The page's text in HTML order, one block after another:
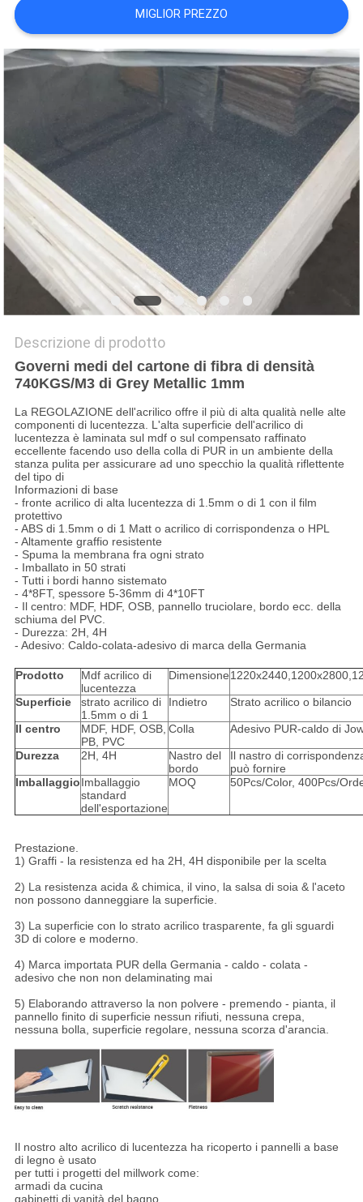
MAPPA
DEL
SITO
PRIVACY
POLICY
MIGLIOR PREZZO
Descrizione di prodotto
Governi medi del cartone di fibra di densità
740KGS/M3 di Grey Metallic 1mm
La REGOLAZIONE dell'acrilico offre il più di alta qualità nelle alte
componenti di lucentezza. L'alta superficie dell'acrilico di
lucentezza è laminata sul mdf o sul compensato raffinato
eccellente facendo uso della colla di PUR in un ambiente della
stanza pulita per assicurare ad uno specchio la qualità riflettente
del tipo di
Informazioni di base
- fronte acrilico di alta lucentezza di 1.5mm o di 1 con il film
protettivo
- ABS di 1.5mm o di 1 Matt o acrilico di corrispondenza o HPL
- Altamente graffio resistente
- Spuma la membrana fra ogni strato
- Imballato in 50 strati
- Tutti i bordi hanno sistemato
- 4*8FT, spessore 5-36mm di 4*10FT
- Il centro: MDF, HDF, OSB, pannello truciolare, bordo ecc. della
schiuma del PVC.
- Durezza: 2H, 4H
- Adesivo: Caldo-colata-adesivo di marca della Germania
Prodotto
Mdf acrilico di
lucentezza
Dimensione
Superficie
strato acrilico di
1.5mm o di 1
Indietro Strato acrilico o bilancio
Il centro
MDF, HDF, OSB,
PB, PVC
Colla Adesivo PUR-caldo di
Durezza 2H, 4H
Nastro del
bordo
Il nastro di
può fornire
ImballaggioImballaggio
standard
dell'esportazione
MOQ 50Pcs/Color, 400Pcs/
Prestazione.
1) Graffi - la resistenza ed ha 2H, 4H disponibile per la scelta
2) La resistenza acida & chimica, il vino, la salsa di soia & l'aceto
non possono danneggiare la superficie.
3) La superficie con lo strato acrilico trasparente, fa gli sguardi
3D di colore e moderno.
4) Marca importata PUR della Germania - caldo - colata -
adesivo che non non delaminating mai
5) Elaborando attraverso la non polvere - premendo - pianta, il
pannello finito di superficie nessun rifiuti, nessuna crepa,
nessuna bolla, superficie regolare, nessuna scorza d'arancia.
Il nostro alto acrilico di lucentezza ha ricoperto i pannelli a base
di legno è usato
per tutti i progetti del millwork come:
armadi da cucina
gabinetti di vanità del bagno